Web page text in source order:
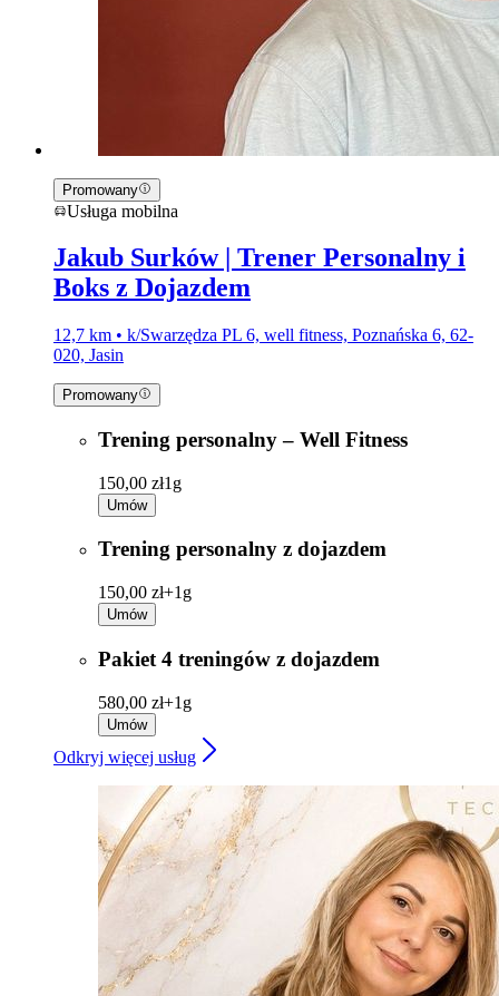
Promowany
Usługa mobilna
Jakub Surków | Trener Personalny i
Boks z Dojazdem
12,7 km • k/Swarzędza PL 6, well fitness, Poznańska 6, 62-
020, Jasin
Promowany
Trening personalny – Well Fitness
150,00 zł1g
Umów
Trening personalny z dojazdem
150,00 zł+1g
Umów
Pakiet 4 treningów z dojazdem
580,00 zł+1g
Umów
Odkryj więcej usług